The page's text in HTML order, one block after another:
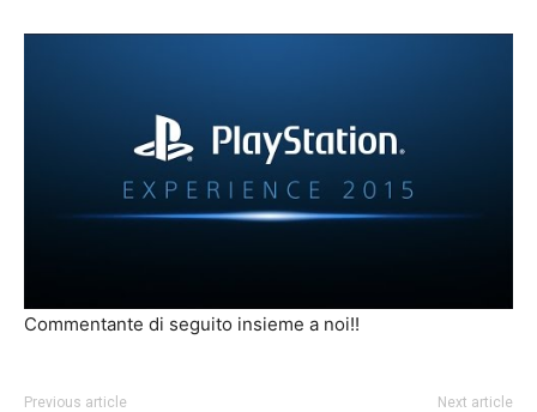
Commentante di seguito insieme a noi!!
Previous article Next article